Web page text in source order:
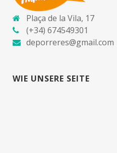
Plaça de la Vila, 17
(+34) 674549301
deporreres@gmail.com
WIE UNSERE SEITE